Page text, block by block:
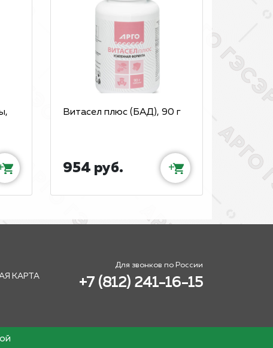
Витасел плюс (БАД), 90 г
954 руб. +
КАРТА
Для звонков по России
+7 (812) 241-16-15